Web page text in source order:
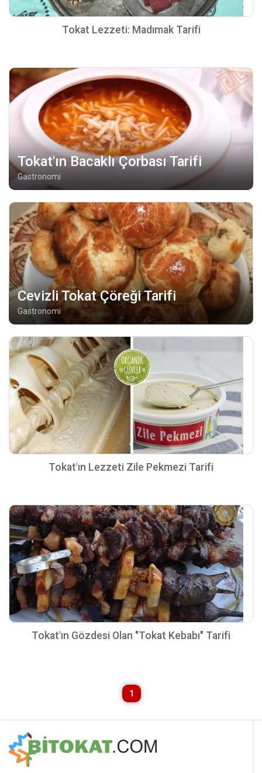
Tokat Lezzeti: Madımak Tarifi
Tokat'ın Bacaklı Çorbası Tarifi
Gastronomi
Cevizli Tokat Çöreği Tarifi
Gastronomi
Tokat'ın Lezzeti Zile Pekmezi Tarifi
Tokat'ın Gözdesi Olan "Tokat Kebabı" Tarifi
1